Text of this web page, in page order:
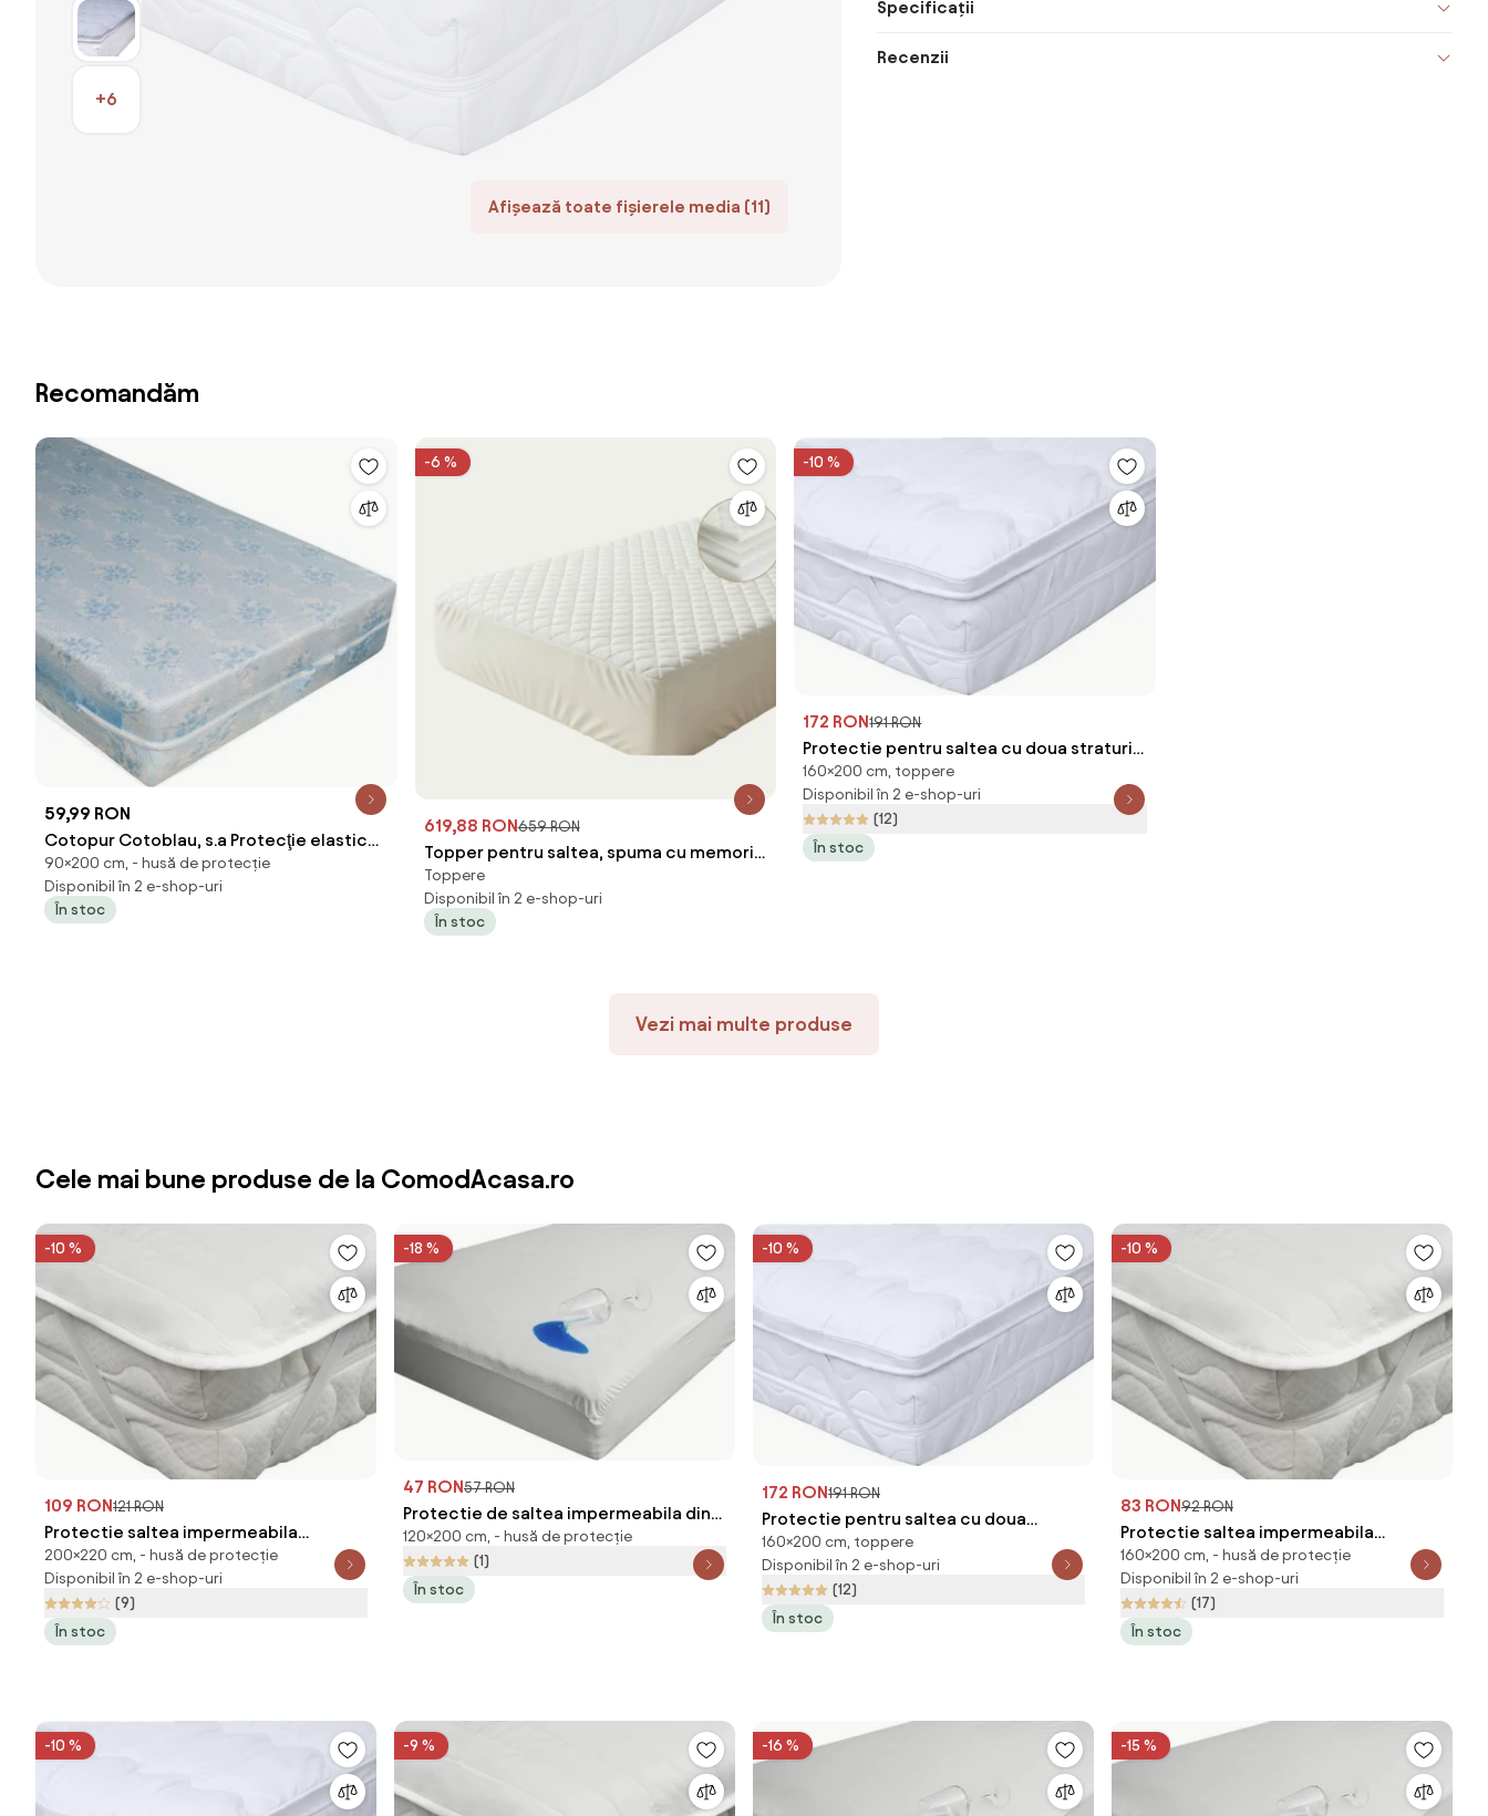
+6
Afișează toate fișierele media (11)
Specificații
Recenzii
Recomandăm
59,99 RON
Cotopur Cotoblau, s.a Protecţie elastică
pentru saltea cu fermoar Alba 90 x 200
cm
90×200 cm, - husă de protecție
Disponibil în 2 e-shop-uri
În stoc
-6 %
619,88 RON659 RON
Topper pentru saltea, spuma cu memorie
40D infuzata cu gel, husa moale
detasabila, suport confortabil pentru
corp si reducere a presiunii, Alb
Toppere
Disponibil în 2 e-shop-uri
În stoc
-10 %
172 RON191 RON
Protectie pentru saltea cu doua straturi -
TOPPER 160 x 200 cm
160×200 cm, toppere
Disponibil în 2 e-shop-uri
(12)
În stoc
Vezi mai multe produse
Cele mai bune produse de la ComodAcasa.ro
-10 %
109 RON121 RON
Protectie saltea impermeabila
matlasata 200 x 220 cm
200×220 cm, - husă de protecție
Disponibil în 2 e-shop-uri
(9)
În stoc
-18 %
47 RON57 RON
Protectie de saltea impermeabila din
frote GUARD 120 x 200 cm
120×200 cm, - husă de protecție
(1)
În stoc
-10 %
172 RON191 RON
Protectie pentru saltea cu doua
straturi - TOPPER 160 x 200 cm
160×200 cm, toppere
Disponibil în 2 e-shop-uri
(12)
În stoc
-10 %
83 RON92 RON
Protectie saltea impermeabila
matlasata 160 x 200 cm
160×200 cm, - husă de protecție
Disponibil în 2 e-shop-uri
(17)
În stoc
-10 % -9 % -16 % -15 %